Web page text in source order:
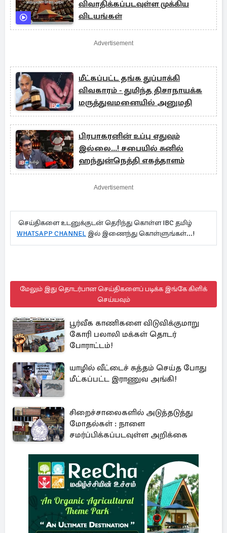
விவாதிக்கப்படவுள்ள முக்கிய
விடயங்கள்
Advertisement
மீட்கப்பட்ட தங்க துப்பாக்கி
விவகாரம் - துமிந்த திசாநாயக்க
மருத்துவமனையில் அனுமதி
பிரபாகரனின் உப்பு எதுவும்
இல்லை...! சபையில் சுனில்
ஹந்துன்நெத்தி எகத்தாளம்
Advertisement
செய்திகளை உடனுக்குடன் தெரிந்து கொள்ள IBC தமிழ்
WHATSAPP CHANNEL இல் இணைந்து கொள்ளுங்கள்...!
மேலும் இது தொடர்பான செய்திகளைப் படிக்க இங்கே கிளிக்
செய்யவும்
பூர்வீக காணிகளை விடுவிக்குமாறு
கோரி பலாலி மக்கள் தொடர்
போராட்டம்!
யாழில் வீட்டைச் சுத்தம் செய்த போது
மீட்கப்பட்ட இராணுவ அங்கி!
சிறைச்சாலைகளில் அடுத்தடுத்து
மோதல்கள் : நாளை
சமர்ப்பிக்கப்படவுள்ள அறிக்கை